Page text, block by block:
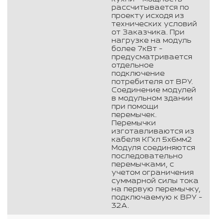
рассчитывается по
проекту исходя из
технических условий
от Заказчика. При
нагрузке на модуль
более 7кВт -
предусматривается
отдельное
подключение
потребителя от ВРУ.
Соединение модулей
в модульном здании
при помощи
перемычек.
Перемычки
изготавливаются из
кабеля КГхл 5х6мм2
Модуля соединяются
последовательно
перемычками, с
учетом ограничения
суммарной силы тока
на первую перемычку,
подключаемую к ВРУ -
32А.